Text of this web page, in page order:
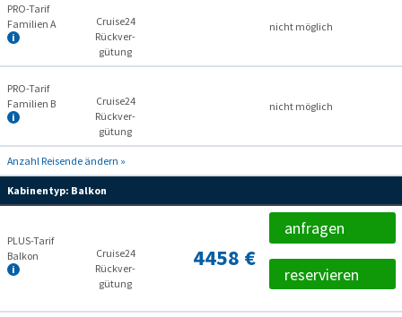
PRO-Tarif
Familien A
Cruise24
Rückver­
gütung
nicht möglich
PRO-Tarif
Familien B
Cruise24
Rückver­
gütung
nicht möglich
Anzahl Reisende ändern »
Kabinentyp: Balkon
PLUS-Tarif
Balkon
Cruise24
Rückver­
gütung
4458 €
anfragen
reservieren